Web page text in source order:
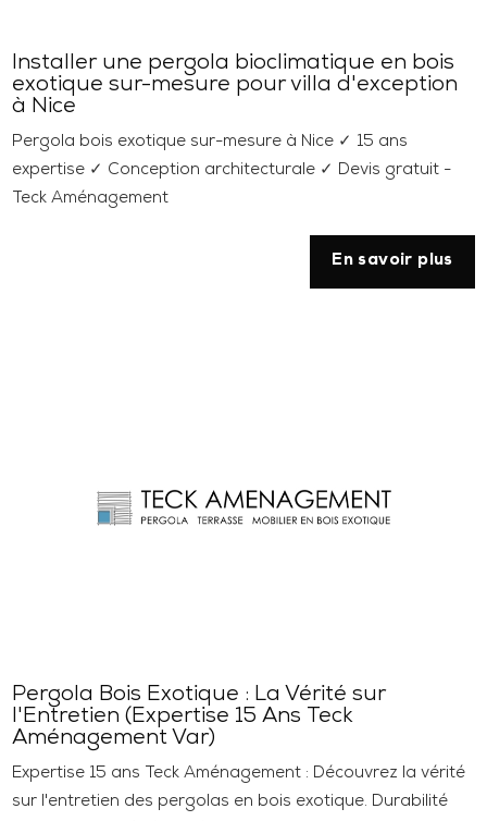
Installer une pergola bioclimatique en bois
exotique sur-mesure pour villa d'exception
à Nice
Pergola bois exotique sur-mesure à Nice ✓ 15 ans
expertise ✓ Conception architecturale ✓ Devis gratuit -
Teck Aménagement
En savoir plus
Pergola Bois Exotique : La Vérité sur
l'Entretien (Expertise 15 Ans Teck
Aménagement Var)
Expertise 15 ans Teck Aménagement : Découvrez la vérité
sur l'entretien des pergolas en bois exotique. Durabilité